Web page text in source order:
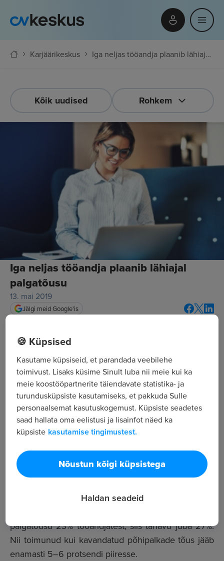
Karjäärikeskus Iga neljas tööandja plaanib lähiajal palgatõusu
Kõik uudised Rohkem
Iga neljas tööandja plaanib lähiajal
palgatõusu
13. mai 2019
Jälgi meid Google'is
Palgainfo Agentuuri ja Eesti suurima tööportaali
CVKeskus.ee värskest tööandjate küsitlusest selgus, et
jooksul tõstnud töötajate põhipalkasid ja rohkem kui iga
neljas (27%) plaanib palgatõusu järgmise kuue kuu jooksul.
tööandjate kavatsus põhipalkasid tõsta veelgi
palgatõusu 23% tööandjatest, siis tänavu juba 27%.
Nii toimunud kui kavandatud põhipalkade tõus jääb
enamasti 5–6 protsendi piiresse.
🍪 Küpsised
Kasutame küpsiseid, et parandada veebilehe
toimivust. Lisaks küsime Sinult luba nii meie kui ka
meie koostööpartnerite täiendavate statistika- ja
turundusküpsiste kasutamiseks, et pakkuda Sulle
personaalsemat kasutuskogemust. Küpsiste seadetes
saad hallata oma eelistusi ja lisainfot näed ka
küpsiste kasutamise tingimustest.
Nõustun kõigi küpsistega
Haldan seadeid